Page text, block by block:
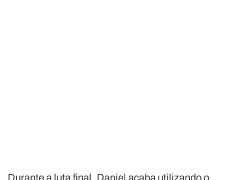
Durante a luta final, Daniel acaba utilizando o